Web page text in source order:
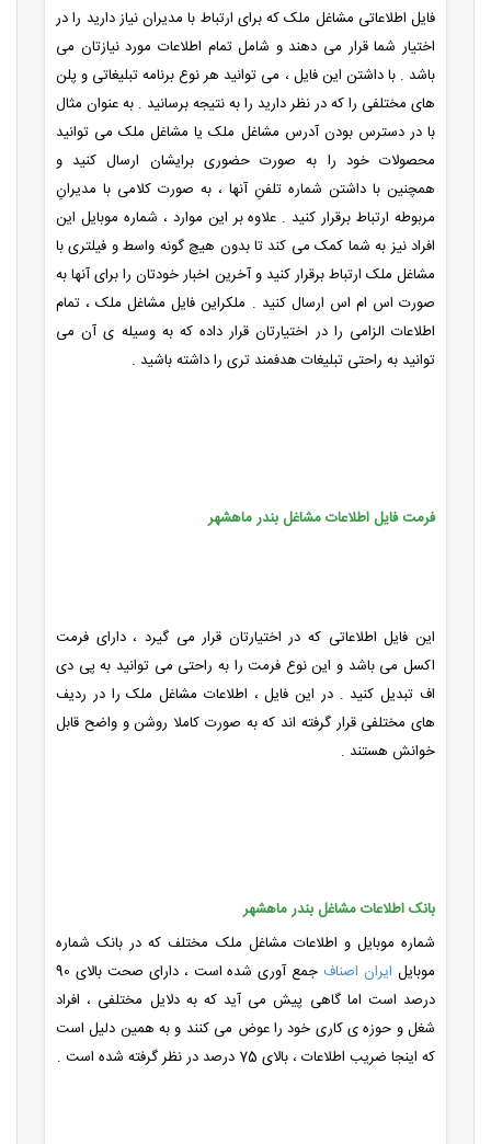
فایل اطلاعاتی مشاغل ملک که برای ارتباط با مدیران نیاز دارید را در
اختیار شما قرار می دهند و شامل تمام اطلاعات مورد نیازتان می
باشد . با داشتن این فایل ، می توانید هر نوع برنامه تبلیغاتی و پلن
های مختلفی را که در نظر دارید را به نتیجه برسانید . به عنوان مثال
با در دسترس بودن آدرس مشاغل ملک یا مشاغل ملک می توانید
محصولات خود را به صورت حضوری برایشان ارسال کنید و
همچنین با داشتن شماره تلفنِ آنها ، به صورت کلامی با مدیرانِ
مربوطه ارتباط برقرار کنید . علاوه بر این موارد ، شماره موبایل این
افراد نیز به شما کمک می کند تا بدون هیچ گونه واسط و فیلتری با
مشاغل ملک ارتباط برقرار کنید و آخرین اخبار خودتان را برای آنها به
صورت اس ام اس ارسال کنید . ملکراین فایل مشاغل ملک ، تمام
اطلاعات الزامی را در اختیارتان قرار داده که به وسیله ی آن می
توانید به راحتی تبلیغات هدفمند تری را داشته باشید .
فرمت فایل اطلاعات مشاغل بندر ماهشهر
این فایل اطلاعاتی که در اختیارتان قرار می گیرد ، دارای فرمت
اکسل می باشد و این نوع فرمت را به راحتی می توانید به پی دی
اف تبدیل کنید . در این فایل ، اطلاعات مشاغل ملک را در ردیف
های مختلفی قرار گرفته اند که به صورت کاملا روشن و واضح قابل
خوانش هستند .
بانک اطلاعات مشاغل بندر ماهشهر
شماره موبایل و اطلاعات مشاغل ملک مختلف که در بانک شماره
موبایل ایران اصناف
جمع آوری شده است ، دارای صحت بالای 90
درصد است اما گاهی پیش می آید که به دلایل مختلفی ، افراد
شغل و حوزه ی کاری خود را عوض می کنند و به همین دلیل است
که اینجا ضریب اطلاعات ، بالای 75 درصد در نظر گرفته شده است .